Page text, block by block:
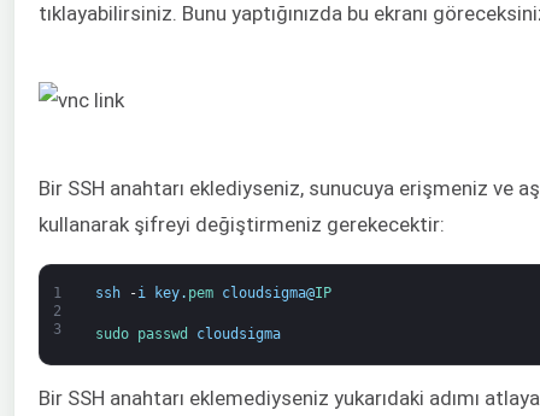
tıklayabilirsiniz. Bunu yaptığınızda bu ekranı
Bir SSH anahtarı eklediyseniz, sunucuya erişmeniz ve
kullanarak şifreyi değiştirmeniz gerekecektir:
1
2
3
ssh -i key. pem cloudsigma@IP
sudo passwd cloudsigma
Bir SSH anahtarı eklemediyseniz yukarıdaki adımı